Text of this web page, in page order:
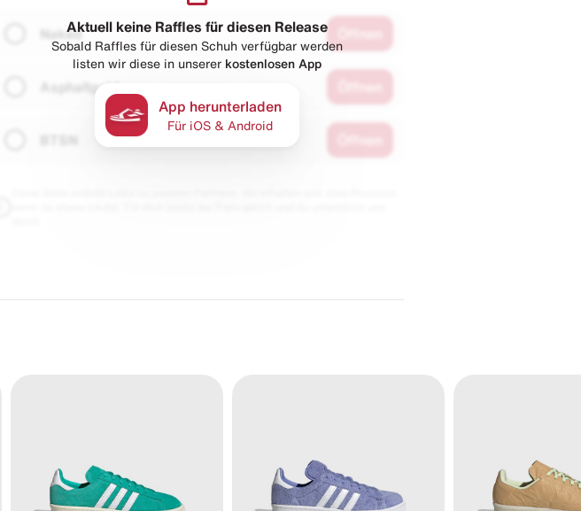
Naked
Asphaltgold
Aktuell keine Raffles für diesen Release
Sobald Raffles für diesen Schuh verfügbar werden
listen wir diese in unserer kostenlosen App
App herunterladen
Für iOS & Android